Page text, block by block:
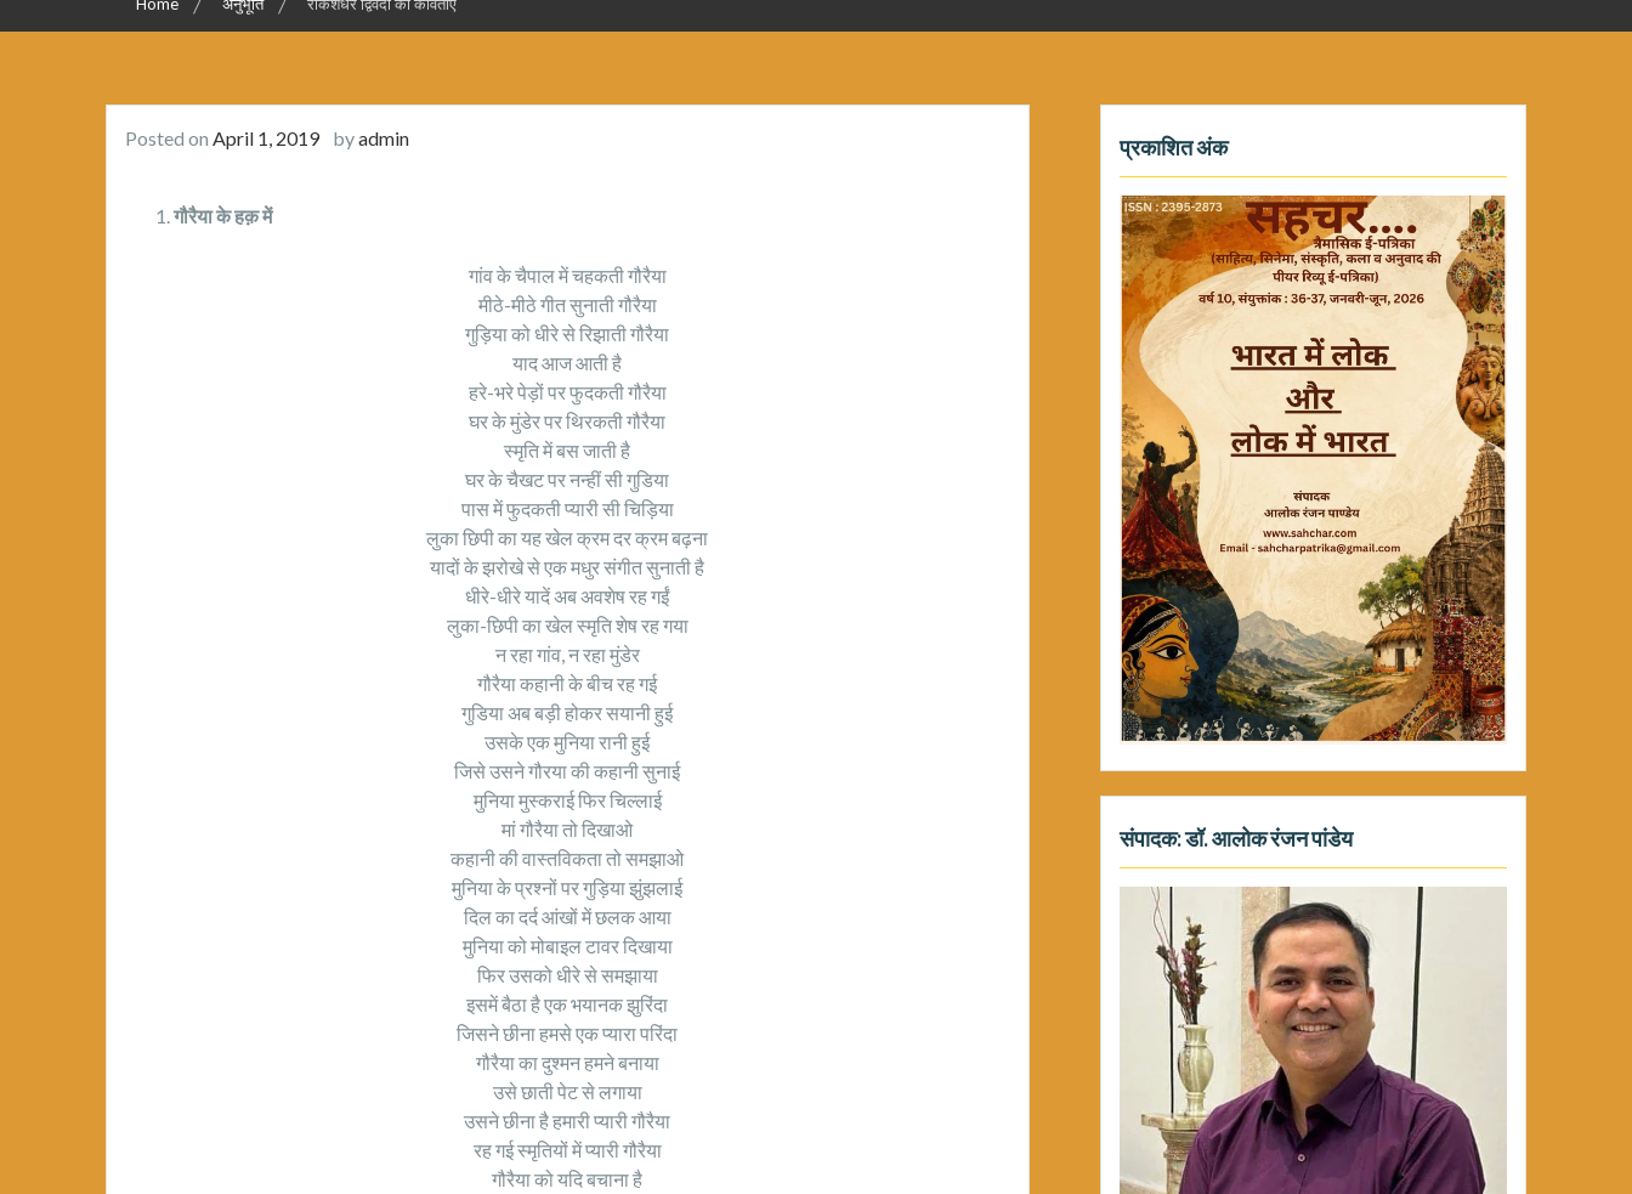
Home अनुभूति राकेशधर द्विवेदी की कविताएँ
Posted on April 1, 2019 byadmin
गौरैया के हक़ में
गांव के चैपाल में चहकती गौरैया
मीठे-मीठे गीत सुनाती गौरैया
गुड़िया को धीरे से रिझाती गौरैया
याद आज आती है
हरे-भरे पेड़ों पर फुदकती गौरैया
घर के मुंडेर पर थिरकती गौरैया
स्मृति में बस जाती है
घर के चैखट पर नन्हीं सी गुडिया
पास में फुदकती प्यारी सी चिड़िया
लुका छिपी का यह खेल क्रम दर क्रम बढ़ना
यादों के झरोखे से एक मधुर संगीत सुनाती है
धीरे-धीरे यादें अब अवशेष रह गईं
लुका-छिपी का खेल स्मृति शेष रह गया
न रहा गांव, न रहा मुंडेर
गौरैया कहानी के बीच रह गई
गुडिया अब बड़ी होकर सयानी हुई
उसके एक मुनिया रानी हुई
जिसे उसने गौरया की कहानी सुनाई
मुनिया मुस्कराई फिर चिल्लाई
मां गौरैया तो दिखाओ
कहानी की वास्तविकता तो समझाओ
मुनिया के प्रश्नों पर गुड़िया झुंझलाई
दिल का दर्द आंखों में छलक आया
मुनिया को मोबाइल टावर दिखाया
फिर उसको धीरे से समझाया
इसमें बैठा है एक भयानक झुरिंदा
जिसने छीना हमसे एक प्यारा परिंदा
गौरैया का दुश्मन हमने बनाया
उसे छाती पेट से लगाया
उसने छीना है हमारी प्यारी गौरैया
रह गई स्मृतियों में प्यारी गौरैया
गौरैया को यदि बचाना है
प्रकाशित अंक
संपादक: डॉ. आलोक रंजन पांडेय